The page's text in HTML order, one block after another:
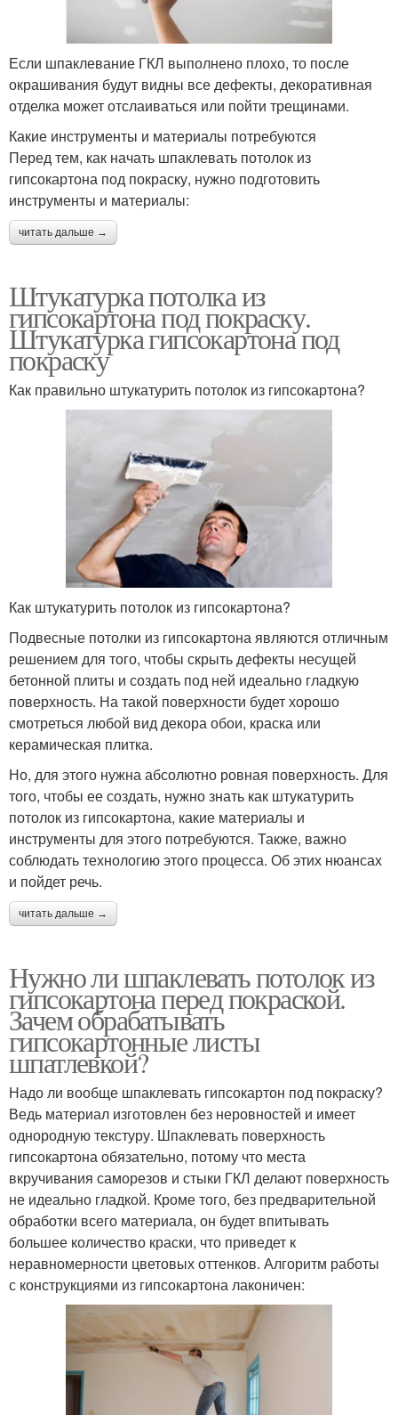
Если шпаклевание ГКЛ выполнено плохо, то после
окрашивания будут видны все дефекты, декоративная
отделка может отслаиваться или пойти трещинами.
Какие инструменты и материалы потребуются
Перед тем, как начать шпаклевать потолок из
гипсокартона под покраску, нужно подготовить
инструменты и материалы:
читать дальше →
Штукатурка потолка из
гипсокартона под покраску.
Штукатурка гипсокартона под
покраску
Как правильно штукатурить потолок из гипсокартона?
Как штукатурить потолок из гипсокартона?
Подвесные потолки из гипсокартона являются отличным
решением для того, чтобы скрыть дефекты несущей
бетонной плиты и создать под ней идеально гладкую
поверхность. На такой поверхности будет хорошо
смотреться любой вид декора обои, краска или
керамическая плитка.
Но, для этого нужна абсолютно ровная поверхность. Для
того, чтобы ее создать, нужно знать как штукатурить
потолок из гипсокартона, какие материалы и
инструменты для этого потребуются. Также, важно
соблюдать технологию этого процесса. Об этих нюансах
и пойдет речь.
читать дальше →
Нужно ли шпаклевать потолок из
гипсокартона перед покраской.
Зачем обрабатывать
гипсокартонные листы
шпатлевкой?
Надо ли вообще шпаклевать гипсокартон под покраску?
Ведь материал изготовлен без неровностей и имеет
однородную текстуру. Шпаклевать поверхность
гипсокартона обязательно, потому что места
вкручивания саморезов и стыки ГКЛ делают поверхность
не идеально гладкой. Кроме того, без предварительной
обработки всего материала, он будет впитывать
большее количество краски, что приведет к
неравномерности цветовых оттенков. Алгоритм работы
с конструкциями из гипсокартона лаконичен: